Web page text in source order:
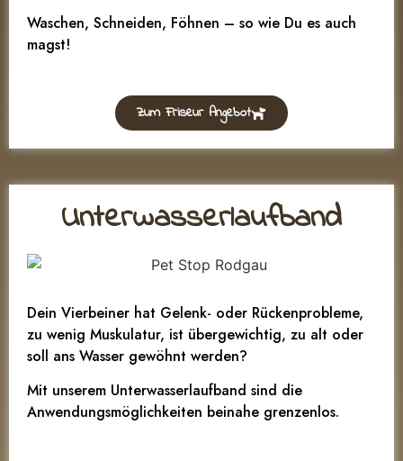
Waschen, Schneiden, Föhnen – so wie Du es auch
magst!
Zum Friseur Angebot
Unterwasserlaufband
Dein Vierbeiner hat Gelenk- oder Rückenprobleme,
zu wenig Muskulatur, ist übergewichtig, zu alt oder
soll ans Wasser gewöhnt werden?
Mit unserem Unterwasserlaufband sind die
Anwendungsmöglichkeiten beinahe grenzenlos.